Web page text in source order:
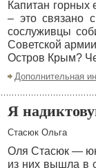
Капитан
– это связано
сослуживцы
Советской
Остров Крым?
Дополнительная
Я
Стасюк Ольга
Оля Стасюк —
из них вышла в